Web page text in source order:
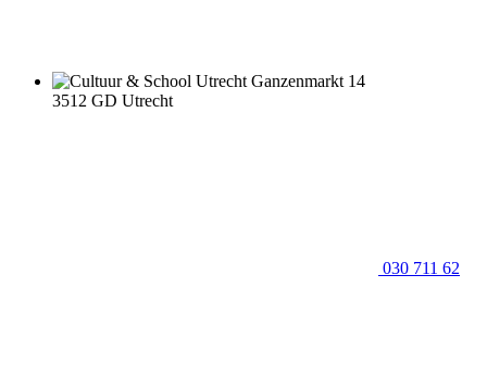
Ganzenmarkt 14
3512 GD Utrecht
030 711 62